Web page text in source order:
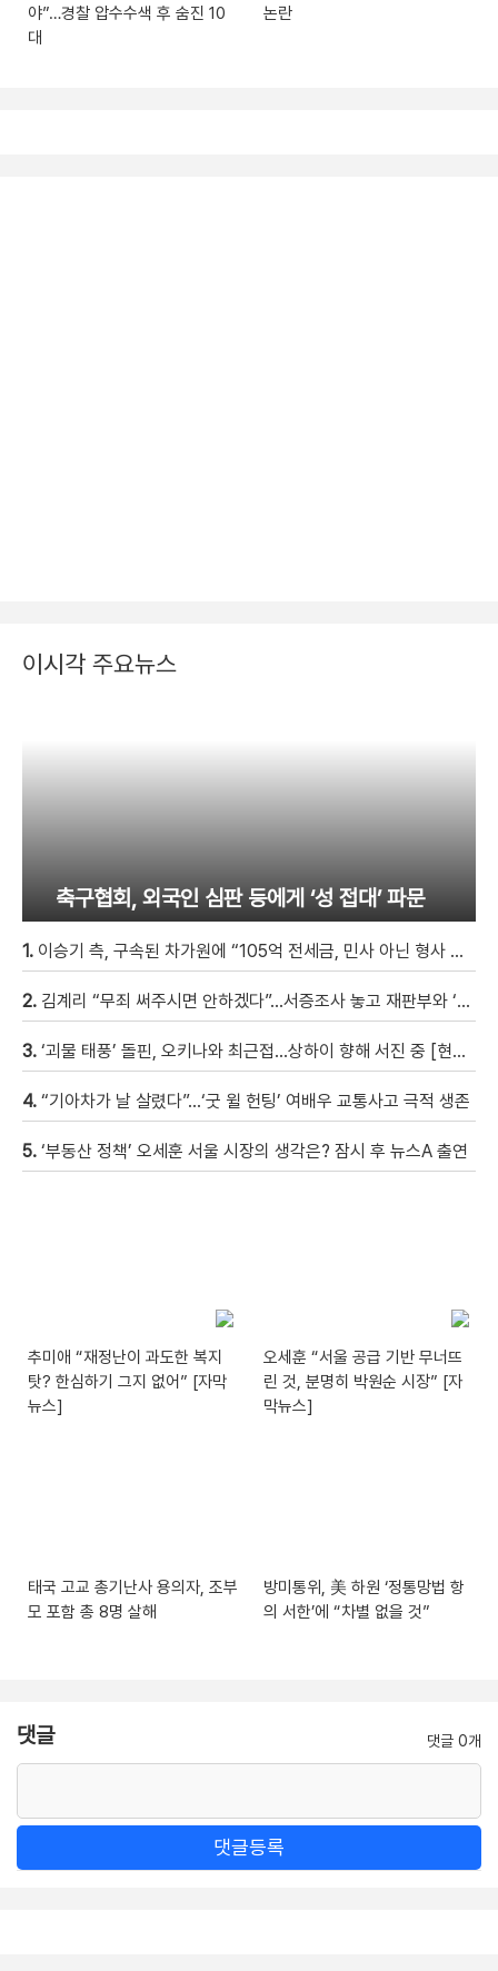
야”…경찰 압수수색 후 숨진 10
대
논란
이시각 주요뉴스
축구협회, 외국인 심판 등에게 ‘성 접대’ 파문
1. 이승기 측, 구속된 차가원에 “105억 전세금, 민사 아닌 형사 범죄…엄벌 원해” [자막뉴스]
2. 김계리 “무죄 써주시면 안하겠다”…서증조사 놓고 재판부와 ‘신경전’ [현장영상]
3. ‘괴물 태풍’ 돌핀, 오키나와 최근접…상하이 향해 서진 중 [현장영상]
4. “기아차가 날 살렸다”…‘굿 윌 헌팅’ 여배우 교통사고 극적 생존
5. ‘부동산 정책’ 오세훈 서울 시장의 생각은? 잠시 후 뉴스A 출연
추미애 “재정난이 과도한 복지
탓? 한심하기 그지 없어” [자막
뉴스]
오세훈 “서울 공급 기반 무너뜨
린 것, 분명히 박원순 시장” [자
막뉴스]
태국 고교 총기난사 용의자, 조부
모 포함 총 8명 살해
방미통위, 美 하원 ‘정통망법 항
의 서한’에 “차별 없을 것”
댓글 댓글 0개
댓글등록